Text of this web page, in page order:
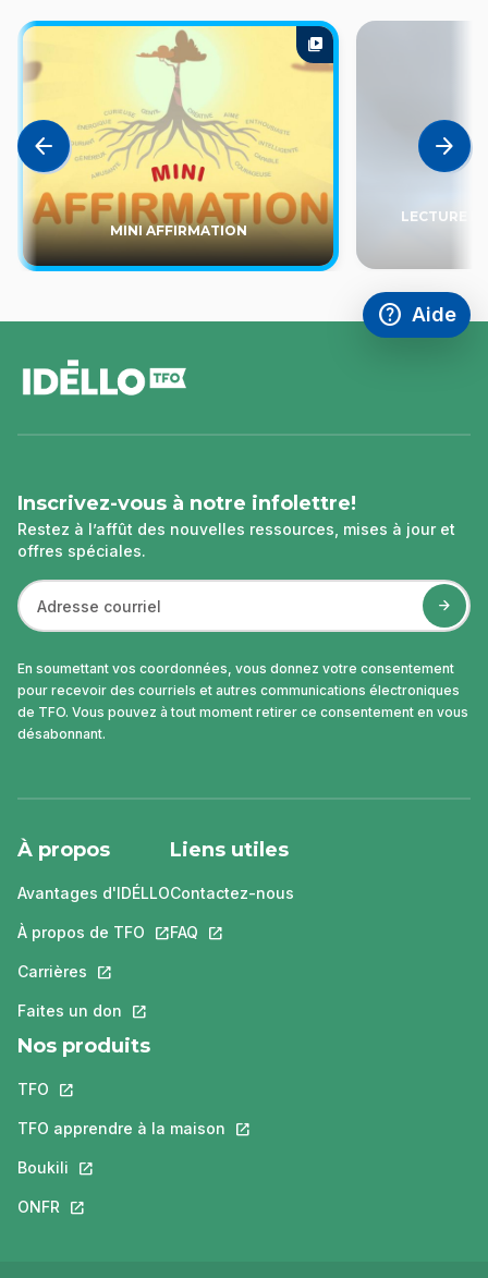
arrow_back
video_library
MINI AFFIRMATION
LECTURE
arrow_forward
help
Accéder à
Aide
,Ce lien
de
page
Inscrivez-vous à notre infolettre!
Restez à l’affût des nouvelles ressources, mises à jour et
offres spéciales.
En soumettant vos coordonnées, vous donnez votre consentement
pour recevoir des courriels et autres communications électroniques
de TFO. Vous pouvez à tout moment retirer ce consentement en vous
désabonnant.
À propos
Avantages d'IDÉLLO
À propos de TFO Ce lien s'ouvrira dans un nouvel onglet.
Carrières Ce lien s'ouvrira dans un nouvel onglet.
Faites un don Ce lien s'ouvrira dans un nouvel onglet.
Liens utiles
Contactez-nous
FAQ Ce lien s'ouvrira dans un nouvel
Nos produits
TFO Ce lien s'ouvrira dans un nouvel onglet.
TFO apprendre à la maison Ce lien s'ouvrira dans un nouvel
Boukili Ce lien s'ouvrira dans un nouvel onglet.
ONFR Ce lien s'ouvrira dans un nouvel onglet.